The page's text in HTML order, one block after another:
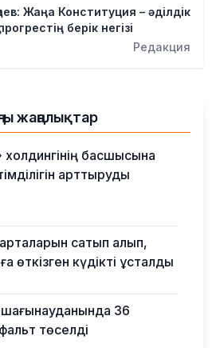
Жаңа Конституция – әділдік
берік негізі
Редакция
жаңалықтар
холдингінің басшысына
арттыруды
сатып алып,
өткізген күдікті ұсталды
36
төселді